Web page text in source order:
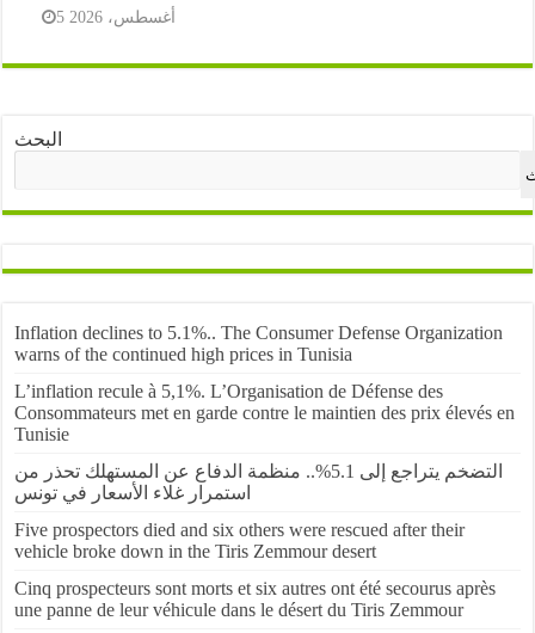
5 أغسطس، 2026
البحث
Inflation declines to 5.1%.. The Consumer Defense Organization
warns of the continued high prices in Tunisia
L’inflation recule à 5,1%. L’Organisation de Défense des
Consommateurs met en garde contre le maintien des prix élevés en
Tunisie
التضخم يتراجع إلى 5.1%.. منظمة الدفاع عن المستهلك تحذر من
استمرار غلاء الأسعار في تونس
Five prospectors died and six others were rescued after their
vehicle broke down in the Tiris Zemmour desert
Cinq prospecteurs sont morts et six autres ont été secourus après
une panne de leur véhicule dans le désert du Tiris Zemmour